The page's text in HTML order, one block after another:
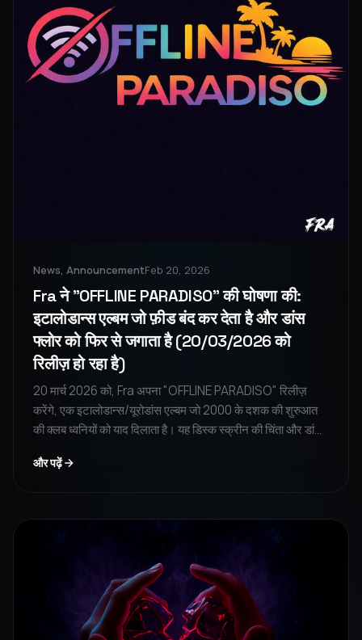
News, AnnouncementFeb 20, 2026
Fra ने "OFFLINE PARADISO" की घोषणा की:
इटालोडान्स एल्बम जो फ़ीड बंद कर देता है और डांस
फ्लोर को फिर से जगाता है (20/03/2026 को
रिलीज़ हो रहा है)
20 मार्च 2026 को, Fra अपना "OFFLINE PARADISO" रिलीज़
करेंगे, एक इटालोडान्स/यूरोडांस एल्बम जो 2000 के दशक की शुरुआत
की क्लब ध्वनियों को याद दिलाता है। यह डिस्क स्क्रीन की चिंता और डांस
मानवीय संपर्क को फिर से खोजने के लिए आमंत्रित करती है।
और पढ़ें